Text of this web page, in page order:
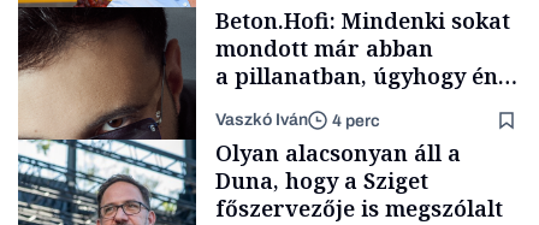
Politika
Content Lab HUB
Beton.Hofi: Mindenki sokat
mondott már abban
a pillanatban, úgyhogy én
a legsarkosabb
gondolataimat akartam
kimondani
Vaszkó Iván 4 perc
Olyan alacsonyan áll a
Duna, hogy a Sziget
főszervezője is megszólalt